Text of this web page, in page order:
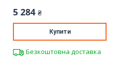
5 284 ₴
Купити
Безкоштовна доставка